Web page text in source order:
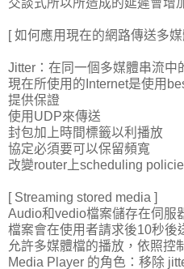
[ 如何應用現在的網路傳送多媒
Jitter：在同一個多媒體串流中
現在所使用的Internet是使用
提供保證
使用UDP來傳送
封包加上時間標籤以利播放
協定必須要可以保留頻寬
改變router上scheduling
[ Streaming stored media ]
Audio和vedio檔案儲存在伺服
檔案會在使用者請求後10秒後
允許多媒體檔的播放，依照控
Media Player 的角色：移除